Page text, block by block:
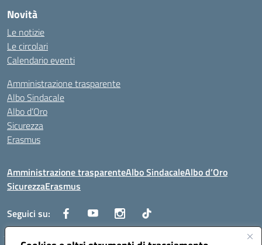
Novità
Le notizie
Le circolari
Calendario eventi
Amministrazione trasparente
Albo Sindacale
Albo d’Oro
Sicurezza
Erasmus
Amministrazione trasparenteAlbo SindacaleAlbo d’Oro
SicurezzaErasmus
Seguici su: